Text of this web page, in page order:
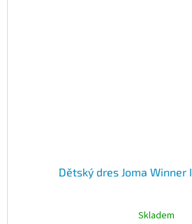
Dětský dres Joma Winner
Skladem